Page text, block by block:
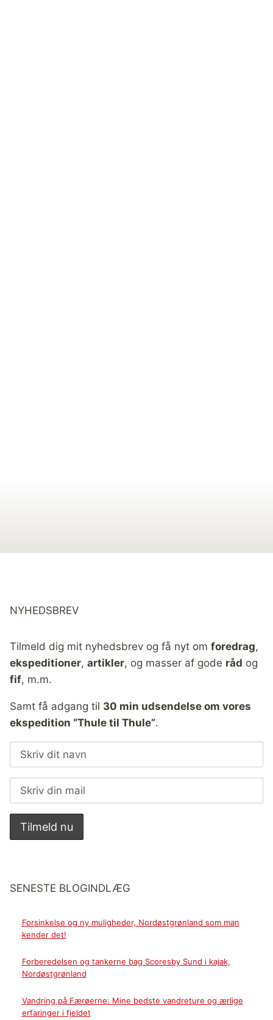
NYHEDSBREV
Tilmeld dig mit nyhedsbrev og få nyt om foredrag,
ekspeditioner, artikler, og masser af gode råd og
fif, m.m.
Samt få adgang til 30 min udsendelse om vores
ekspedition “Thule til Thule”.
SENESTE BLOGINDLÆG
Forsinkelse og ny muligheder, Nordøstgrønland som man
kender det!
Forberedelsen og tankerne bag Scoresby Sund i kajak,
Nordøstgrønland
Vandring på Færøerne: Mine bedste vandreture og ærlige
erfaringer i fjeldet